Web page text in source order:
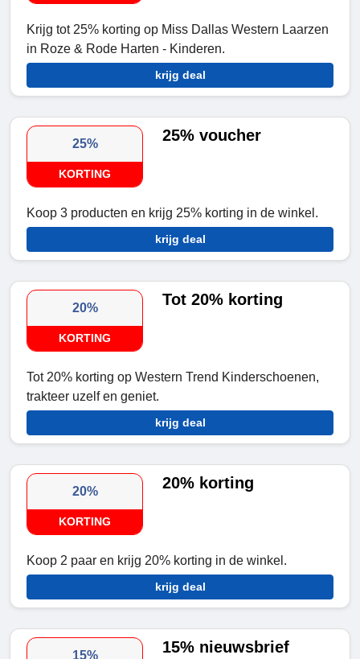
Krijg tot 25% korting op Miss Dallas Western Laarzen
in Roze & Rode Harten - Kinderen.
krijg deal
25%
KORTING
25% voucher
Koop 3 producten en krijg 25% korting in de winkel.
krijg deal
20%
KORTING
Tot 20% korting
Tot 20% korting op Western Trend Kinderschoenen,
trakteer uzelf en geniet.
krijg deal
20%
KORTING
20% korting
Koop 2 paar en krijg 20% korting in de winkel.
krijg deal
15%
15% nieuwsbrief